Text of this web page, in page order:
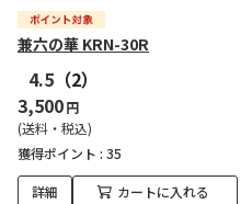
兼六の華 KRN-30R
4.5 （2）
3,500円
(送料・税込)
獲得ポイント : 35
詳細 カートに入れる